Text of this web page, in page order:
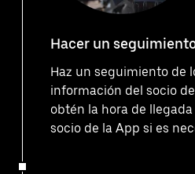
Hacer un
Haz un seguimiento de
información del socio
obtén la hora de
socio de la App si es